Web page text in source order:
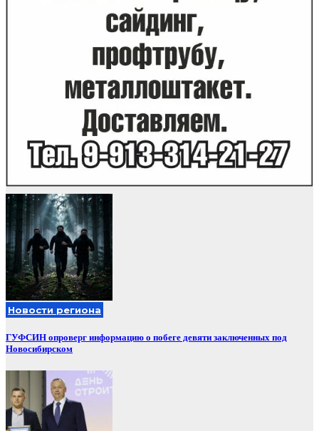
Новости региона
ГУФСИН опроверг информацию о побеге девяти заключенных под
Новосибирском